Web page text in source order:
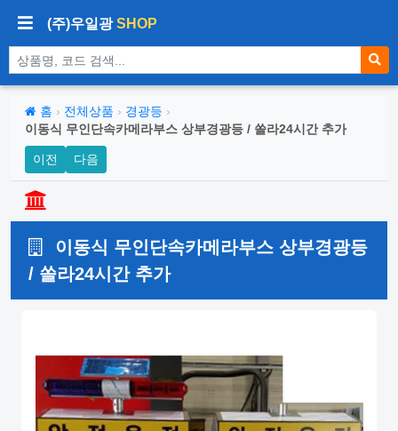
(주)우일광SHOP
상품 검색
홈 › 전체상품 › 경광등 ›
이동식 무인단속카메라부스 상부경광등 / 쏠라24시간 추가
이전 다음
이동식 무인단속카메라부스 상부경광등
/ 쏠라24시간 추가